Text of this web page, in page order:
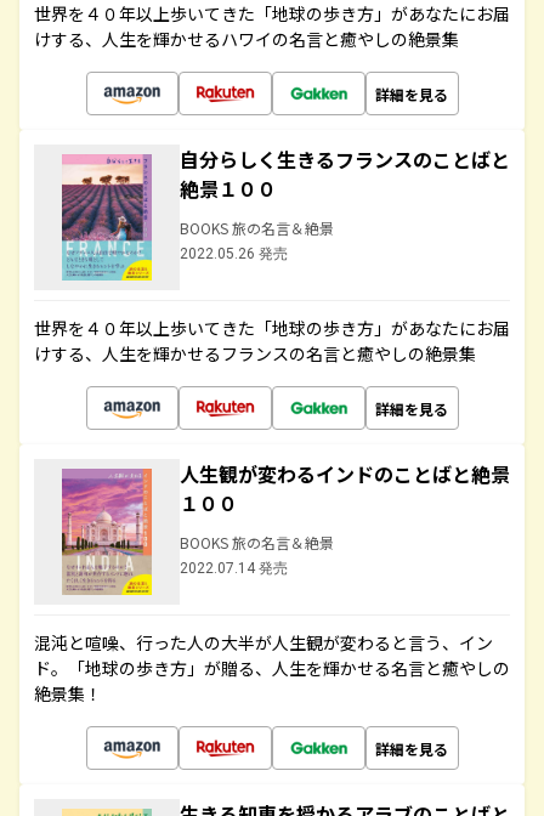
世界を４０年以上歩いてきた「地球の歩き方」があなたにお届
けする、人生を輝かせるハワイの名言と癒やしの絶景集
詳細を見る
自分らしく生きるフランスのことばと
絶景１００
BOOKS 旅の名言＆絶景
2022.05.26 発売
世界を４０年以上歩いてきた「地球の歩き方」があなたにお届
けする、人生を輝かせるフランスの名言と癒やしの絶景集
詳細を見る
人生観が変わるインドのことばと絶景
１００
BOOKS 旅の名言＆絶景
2022.07.14 発売
混沌と喧噪、行った人の大半が人生観が変わると言う、イン
ド。「地球の歩き方」が贈る、人生を輝かせる名言と癒やしの
絶景集！
詳細を見る